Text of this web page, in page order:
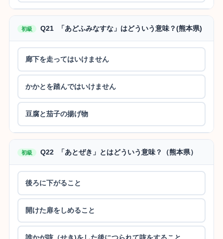
初級 Q21 「あどふみなすな」はどういう意味？(熊本県)
廊下を走ってはいけません
かかとを踏んではいけません
豆腐と茄子の揚げ物
初級 Q22 「あとぜき」とはどういう意味？（熊本県）
後ろに下がること
開けた扉をしめること
誰かが咳（せき)をした後につられて咳をすること